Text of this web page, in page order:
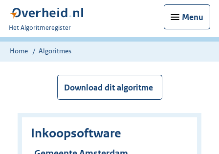
Menu
U
bent
nu
Het Algoritmeregister
Home Algoritmes
Download dit algoritme
Inkoopsoftware